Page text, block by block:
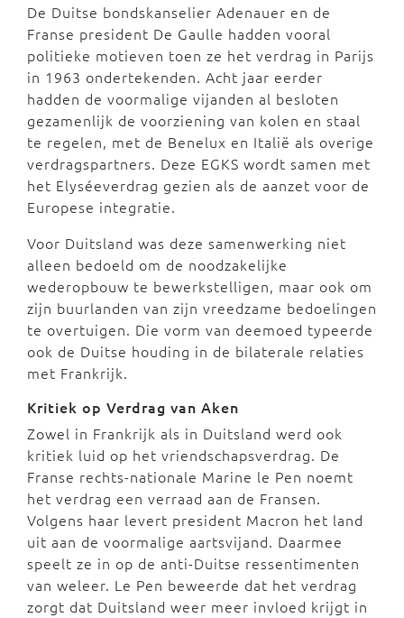
De Duitse bondskanselier Adenauer en de
Franse president De Gaulle hadden vooral
politieke motieven toen ze het verdrag in Parijs
in 1963 ondertekenden. Acht jaar eerder
hadden de voormalige vijanden al besloten
gezamenlijk de voorziening van kolen en staal
te regelen, met de Benelux en Italië als overige
verdragspartners. Deze EGKS wordt samen met
het Elyséeverdrag gezien als de aanzet voor de
Europese integratie.
Voor Duitsland was deze samenwerking niet
alleen bedoeld om de noodzakelijke
wederopbouw te bewerkstelligen, maar ook om
zijn buurlanden van zijn vreedzame bedoelingen
te overtuigen. Die vorm van deemoed typeerde
ook de Duitse houding in de bilaterale relaties
met Frankrijk.
Kritiek op Verdrag van Aken
Zowel in Frankrijk als in Duitsland werd ook
kritiek luid op het vriendschapsverdrag. De
Franse rechts-nationale Marine le Pen noemt
het verdrag een verraad aan de Fransen.
Volgens haar levert president Macron het land
uit aan de voormalige aartsvijand. Daarmee
speelt ze in op de anti-Duitse ressentimenten
van weleer. Le Pen beweerde dat het verdrag
zorgt dat Duitsland weer meer invloed krijgt in